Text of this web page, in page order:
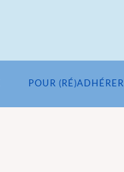
POUR (RÉ)ADHÉRER